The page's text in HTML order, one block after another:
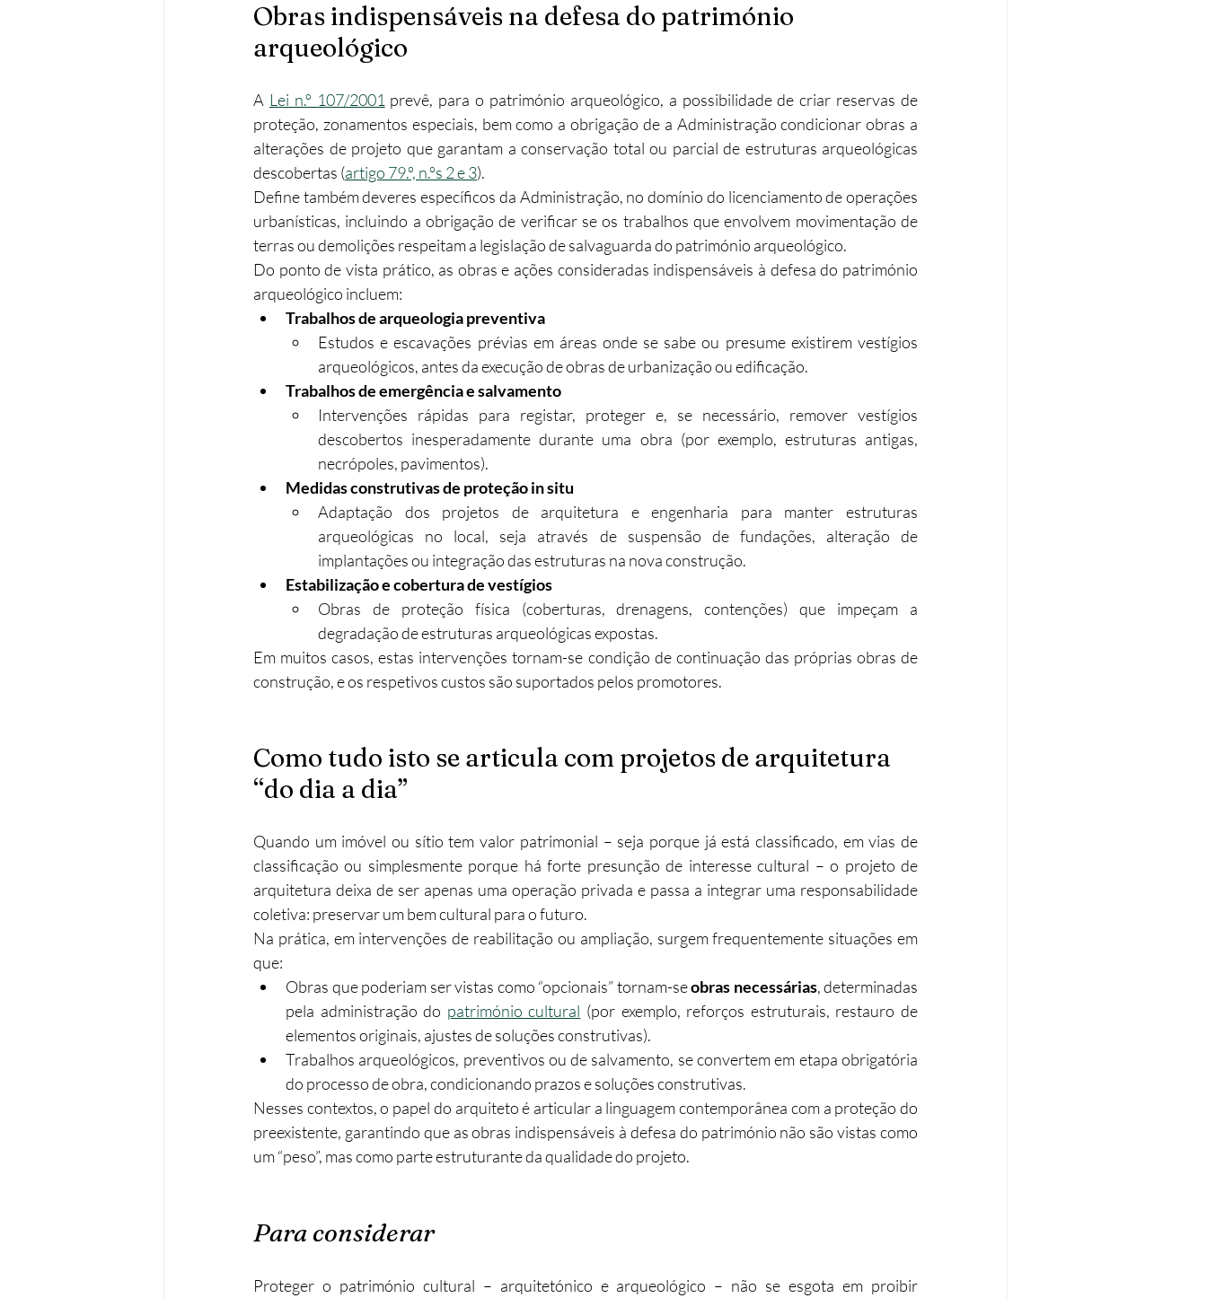
Obras indispensáveis na defesa do património
arqueológico
A Lei n.º 107/2001 prevê, para o património arqueológico, a possibilidade de criar reservas de
proteção, zonamentos especiais, bem como a obrigação de a Administração condicionar obras a
alterações de projeto que garantam a conservação total ou parcial de estruturas arqueológicas
descobertas (artigo 79.º, n.ºs 2 e 3).
Define também deveres específicos da Administração, no domínio do licenciamento de operações
urbanísticas, incluindo a obrigação de verificar se os trabalhos que envolvem movimentação de
terras ou demolições respeitam a legislação de salvaguarda do património arqueológico.
Do ponto de vista prático, as obras e ações consideradas indispensáveis à defesa do património
arqueológico incluem:
Trabalhos de arqueologia preventiva
Estudos e escavações prévias em áreas onde se sabe ou presume existirem vestígios
arqueológicos, antes da execução de obras de urbanização ou edificação.
Trabalhos de emergência e salvamento
Intervenções rápidas para registar, proteger e, se necessário, remover vestígios
descobertos inesperadamente durante uma obra (por exemplo, estruturas antigas,
necrópoles, pavimentos).
Medidas construtivas de proteção in situ
Adaptação dos projetos de arquitetura e engenharia para manter estruturas
arqueológicas no local, seja através de suspensão de fundações, alteração de
implantações ou integração das estruturas na nova construção.
Estabilização e cobertura de vestígios
Obras de proteção física (coberturas, drenagens, contenções) que impeçam a
degradação de estruturas arqueológicas expostas.
Em muitos casos, estas intervenções tornam-se condição de continuação das próprias obras de
construção, e os respetivos custos são suportados pelos promotores.
Como tudo isto se articula com projetos de arquitetura
“do dia a dia”
Quando um imóvel ou sítio tem valor patrimonial – seja porque já está classificado, em vias de
classificação ou simplesmente porque há forte presunção de interesse cultural – o projeto de
arquitetura deixa de ser apenas uma operação privada e passa a integrar uma responsabilidade
coletiva: preservar um bem cultural para o futuro.
Na prática, em intervenções de reabilitação ou ampliação, surgem frequentemente situações em
que:
Obras que poderiam ser vistas como “opcionais” tornam-se obras necessárias, determinadas
pela administração do património cultural (por exemplo, reforços estruturais, restauro de
elementos originais, ajustes de soluções construtivas).
Trabalhos arqueológicos, preventivos ou de salvamento, se convertem em etapa obrigatória
do processo de obra, condicionando prazos e soluções construtivas.
Nesses contextos, o papel do arquiteto é articular a linguagem contemporânea com a proteção do
preexistente, garantindo que as obras indispensáveis à defesa do património não são vistas como
um “peso”, mas como parte estruturante da qualidade do projeto.
Para considerar
Proteger o património cultural – arquitetónico e arqueológico – não se esgota em proibir